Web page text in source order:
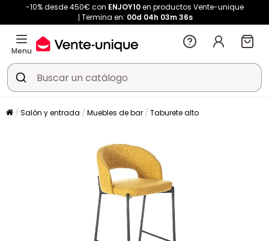
-10% desde 450€ con ENJOY10en productos Vente-unique
Termina en: 00d 04h 03m36s
Menu
Salón y entrada Muebles de bar Taburete alto